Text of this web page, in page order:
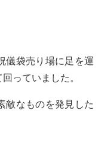
儀袋売り場に足を運
っていました。
敵なものを発見した